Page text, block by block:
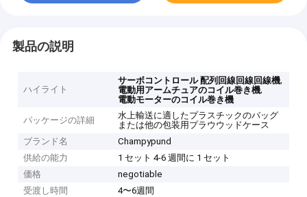
製品の説明
ハイライト
サーボコントロール 配列回線回線回線機,
電動用アームチュアのコイル巻き機,
電動モーターのコイル巻き機
パッケージの詳細
水上輸送に適したプラスチックのバッグ
または他の包装用プラウウッドケース
ブランド名
Champypund
供給の能力
1 セット 4-6 週間に 1 セット
価格
negotiable
受渡し時間
4〜6週間